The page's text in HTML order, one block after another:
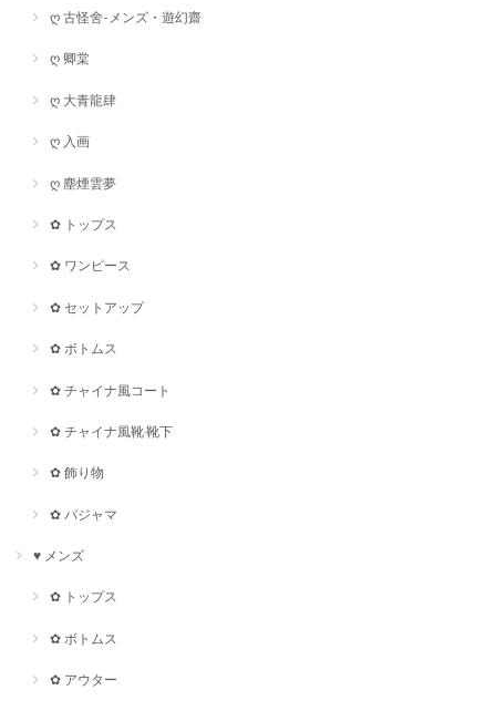
ღ 古怪舍-メンズ・遊幻齋
ღ 卿棠
ღ 大青龍肆
ღ 入画
ღ 塵煙雲夢
✿ トップス
✿ ワンピース
✿ セットアップ
✿ ボトムス
✿ チャイナ風コート
✿ チャイナ風靴·靴下
✿ 飾り物
✿ パジャマ
♥ メンズ
✿ トップス
✿ ボトムス
✿ アウター